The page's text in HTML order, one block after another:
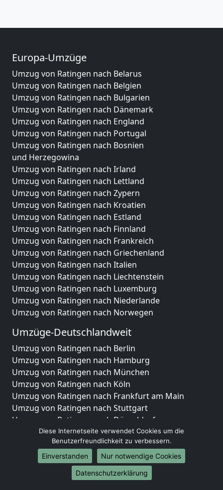
Europa-Umzüge
Umzug von Ratingen nach Belarus
Umzug von Ratingen nach Belgien
Umzug von Ratingen nach Bulgarien
Umzug von Ratingen nach Dänemark
Umzug von Ratingen nach England
Umzug von Ratingen nach Portugal
Umzug von Ratingen nach Bosnien
und Herzegowina
Umzug von Ratingen nach Irland
Umzug von Ratingen nach Lettland
Umzug von Ratingen nach Zypern
Umzug von Ratingen nach Kroatien
Umzug von Ratingen nach Estland
Umzug von Ratingen nach Finnland
Umzug von Ratingen nach Frankreich
Umzug von Ratingen nach Griechenland
Umzug von Ratingen nach Italien
Umzug von Ratingen nach Liechtenstein
Umzug von Ratingen nach Luxemburg
Umzug von Ratingen nach Niederlande
Umzug von Ratingen nach Norwegen
Umzüge-Deutschlandweit
Umzug von Ratingen nach Berlin
Umzug von Ratingen nach Hamburg
Umzug von Ratingen nach München
Umzug von Ratingen nach Köln
Umzug von Ratingen nach Frankfurt am Main
Umzug von Ratingen nach Stuttgart
Umzug von Ratingen nach Düsseldorf
Umzug von Ratingen nach Leipzig
Umzug von Ratingen nach Dortmund
Umzug von Ratingen nach Essen
Umzug von Ratingen nach Bremen
Umzug von Ratingen nach Dresden
Diese Internetseite verwendet Cookies um die
Benutzerfreundlichkeit zu verbessern.
Einverstanden
Nur notwendige Cookies
Datenschutzerklärung